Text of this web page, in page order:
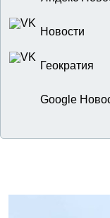
Новости
Геократия
Google